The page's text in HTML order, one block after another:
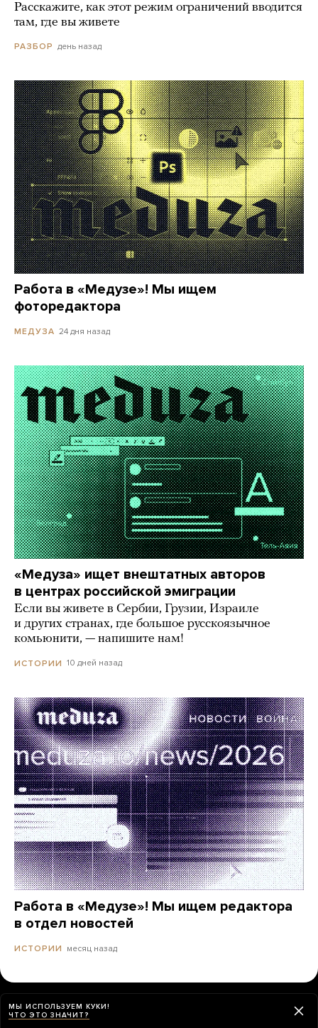
Расскажите, как этот режим ограничений вводится
там, где вы живете
РАЗБОР день назад
Работа в «Медузе»! Мы ищем
фоторедактора
МЕДУЗА 24 дня назад
«Медуза» ищет внештатных авторов
в центрах российской эмиграции
Если вы живете в Сербии, Грузии, Израиле
и других странах, где большое русскоязычное
комьюнити, — напишите нам!
ИСТОРИИ 10 дней назад
Работа в «Медузе»! Мы ищем редактора
в отдел новостей
ИСТОРИИ месяц назад
МЫ ИСПОЛЬЗУЕМ КУКИ!
ЧТО ЭТО ЗНАЧИТ?